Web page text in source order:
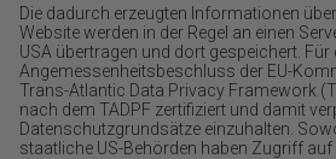
Die dadurch erzeugten Informationen
Website werden in der Regel an einen
USA übertragen und dort gespeichert. Für
Angemessenheitsbeschluss der EU-
Trans-Atlantic Data Privacy Framework
nach dem TADPF zertifiziert und damit
Datenschutzgrundsätze einzuhalten.
staatliche US-Behörden haben Zugriff auf